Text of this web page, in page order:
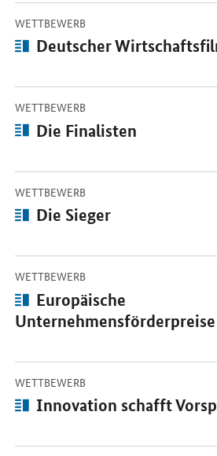
WETTBEWERB-
Artikel:
Deutscher
Öffnet Einzelsicht
WETTBEWERB-
Artikel:
Die Finalisten
Öffnet Einzelsicht
WETTBEWERB-
Artikel:
Die Sieger
Öffnet Einzelsicht
WETTBEWERB-
Artikel:
Europäische
Unternehmensförderpreise
Öffnet Einzelsicht
WETTBEWERB-
Artikel:
Innovation schafft
Öffnet Einzelsicht